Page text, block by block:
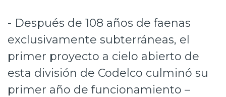
Prensa
Transparencia activa
Canales de denuncia
- Después de 108 años de faenas
exclusivamente subterráneas, el
primer proyecto a cielo abierto de
esta división de Codelco culminó su
primer año de funcionamiento –